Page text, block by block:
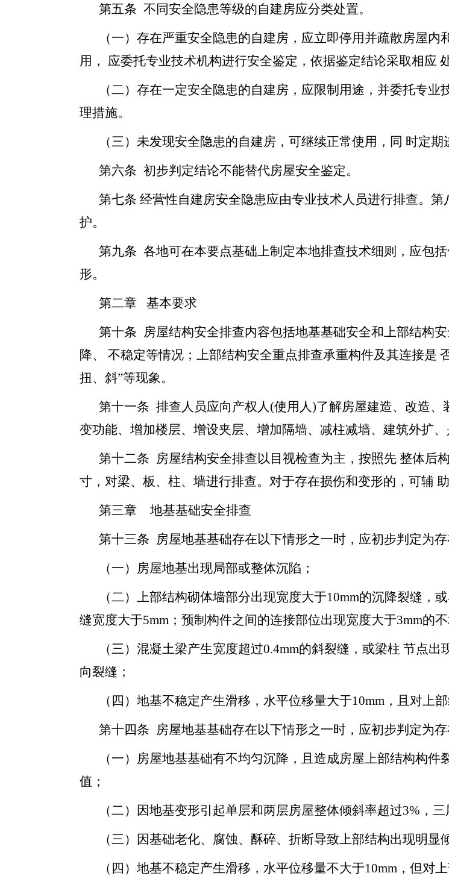
第五条 不同安全隐患等级的自建房应分类处置。
（一）存在严重安全隐患的自建房，应立即停用并疏散房屋
用， 应委托专业技术机构进行安全鉴定，依据鉴定结论采取相应
（二）存在一定安全隐患的自建房，应限制用途，并委托专
理措施。
（三）未发现安全隐患的自建房，可继续正常使用，同 时定期
第六条 初步判定结论不能替代房屋安全鉴定。
第七条 经营性自建房安全隐患应由专业技术人员进行排查。
护。
第九条 各地可在本要点基础上制定本地排查技术细则，应包
形。
第二章 基本要求
第十条 房屋结构安全排查内容包括地基基础安全和上部结构
降、 不稳定等情况；上部结构安全重点排查承重构件及其连接是
扭、斜”等现象。
第十一条 排查人员应向产权人(使用人)了解房屋建造、改造
变功能、增加楼层、增设夹层、增加隔墙、减柱减墙、建筑外扩
第十二条 房屋结构安全排查以目视检查为主，按照先 整体后
寸，对梁、板、柱、墙进行排查。对于存在损伤和变形的，可辅
第三章 地基基础安全排查
第十三条 房屋地基基础存在以下情形之一时，应初步判定为存
（一）房屋地基出现局部或整体沉陷；
（二）上部结构砌体墙部分出现宽度大于10mm的沉降裂缝，
缝宽度大于5mm；预制构件之间的连接部位出现宽度大于3mm的不
（三）混凝土梁产生宽度超过0.4mm的斜裂缝，或梁柱 节点
向裂缝；
（四）地基不稳定产生滑移，水平位移量大于10mm，且对上
第十四条 房屋地基基础存在以下情形之一时，应初步判定为存
（一）房屋地基基础有不均匀沉降，且造成房屋上部结构构
值；
（二）因地基变形引起单层和两层房屋整体倾斜率超过3%，
（三）因基础老化、腐蚀、酥碎、折断导致上部结构出现明显
（四）地基不稳定产生滑移，水平位移量不大于10mm，但对